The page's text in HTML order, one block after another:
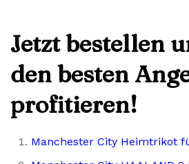
Jetzt bestellen
den besten
profitieren!
Manchester City Heimtrikot